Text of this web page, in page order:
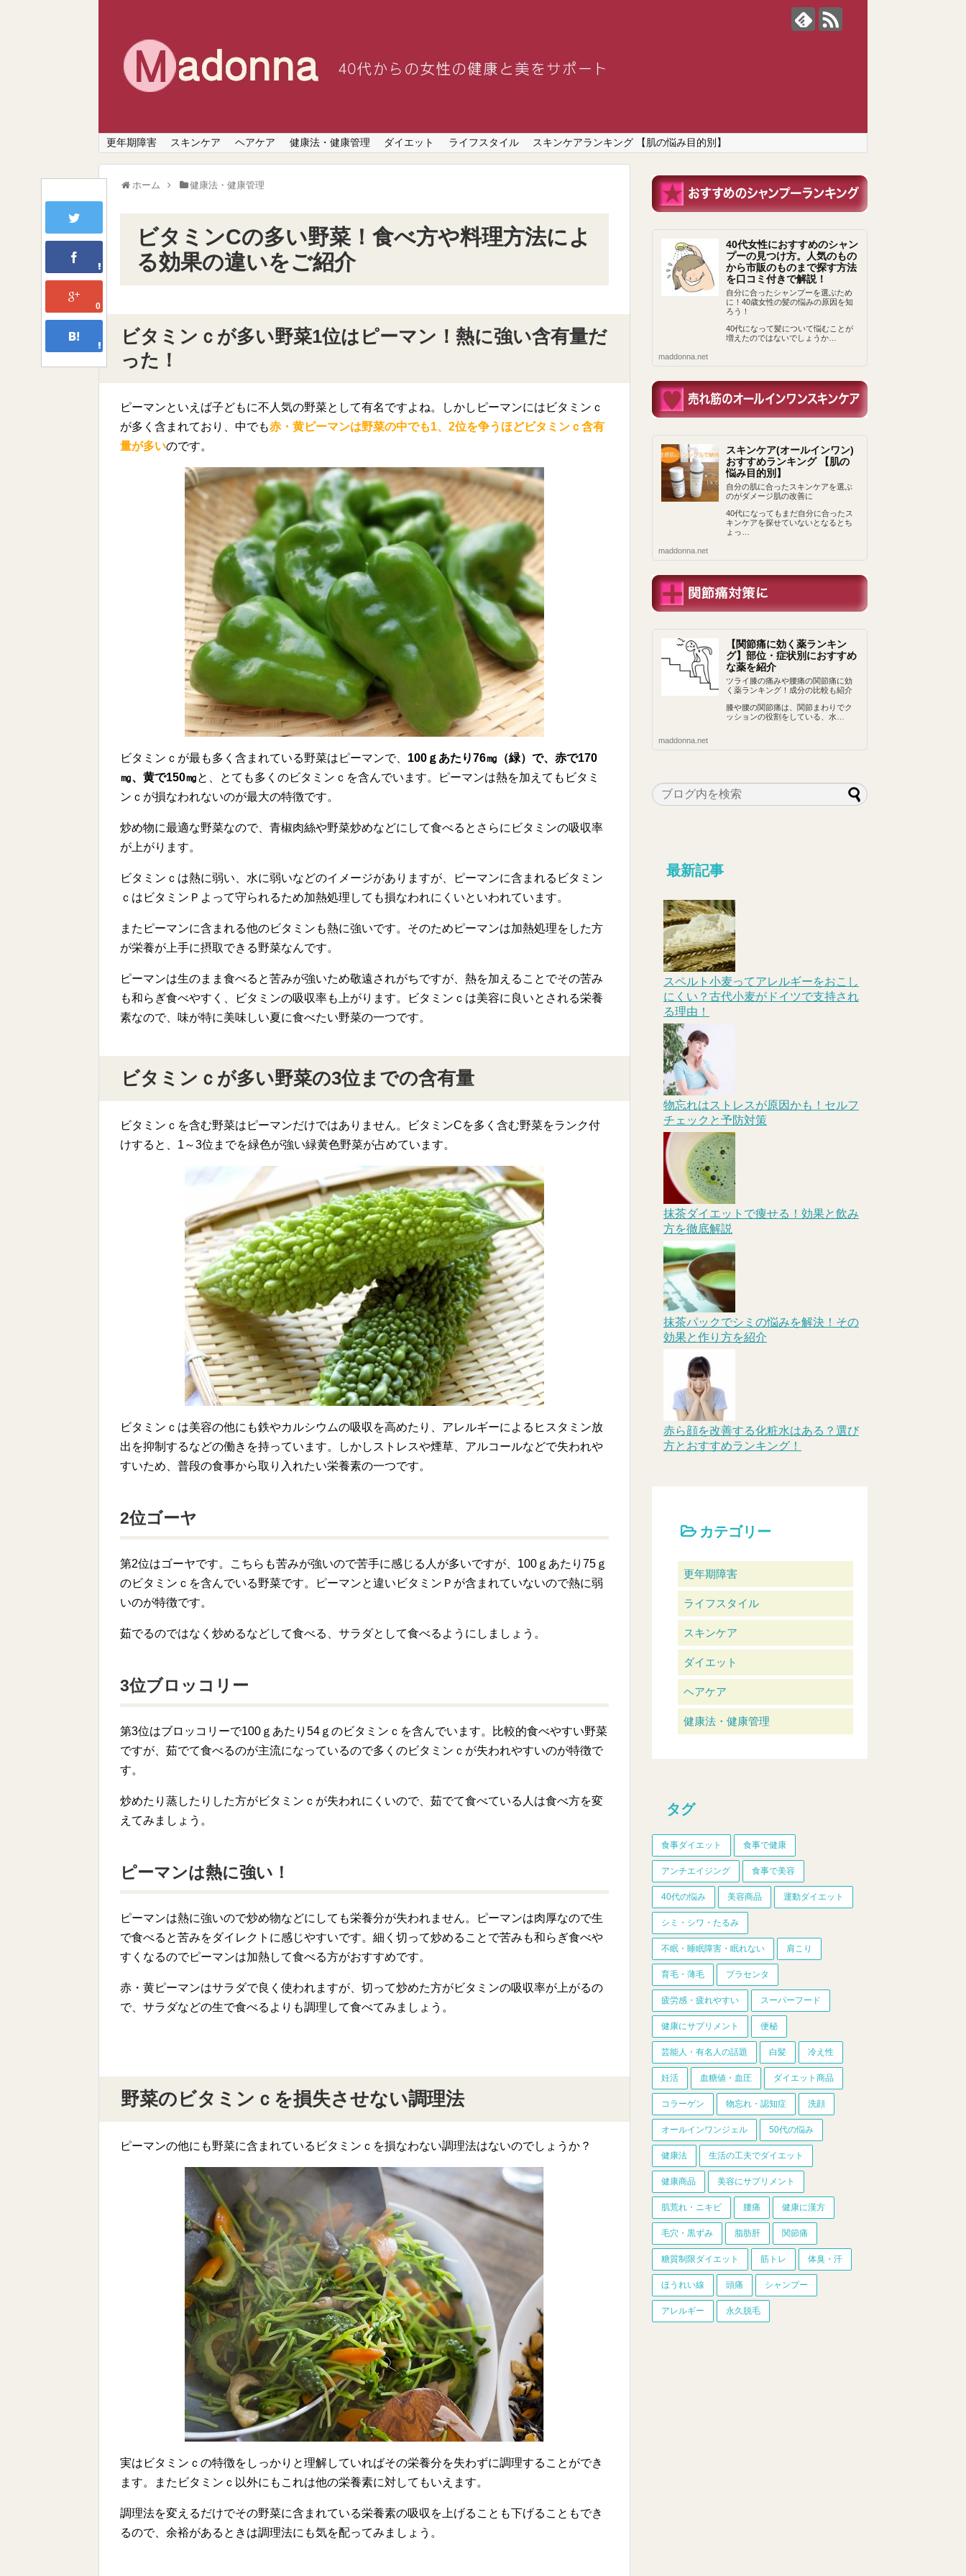
更年期障害 スキンケア ヘアケア 健康法・健康管理 ダイエット ライフスタイル スキンケアランキング 【肌の悩み目的別】
ホーム 健康法・健康管理
0
ビタミンCの多い野菜！食べ方や料理方法によ
る効果の違いをご紹介
ビタミンｃが多い野菜1位はピーマン！熱に強い含有量だ
った！
ピーマンといえば子どもに不人気の野菜として有名ですよね。しかしピーマンにはビタミンｃ
が多く含まれており、中でも赤・黄ピーマンは野菜の中でも1、2位を争うほどビタミンｃ含有
量が多いのです。
ビタミンｃが最も多く含まれている野菜はピーマンで、 100ｇあたり76㎎（緑）で、赤で170
㎎、黄で150㎎と、とても多くのビタミンｃを含んでいます。ピーマンは熱を加えてもビタミ
ンｃが損なわれないのが最大の特徴です。
炒め物に最適な野菜なので、青椒肉絲や野菜炒めなどにして食べるとさらにビタミンの吸収率
が上がります。
ビタミンｃは熱に弱い、水に弱いなどのイメージがありますが、ピーマンに含まれるビタミン
ｃはビタミンＰよって守られるため加熱処理しても損なわれにくいといわれています。
またピーマンに含まれる他のビタミンも熱に強いです。そのためピーマンは加熱処理をした方
が栄養が上手に摂取できる野菜なんです。
ピーマンは生のまま食べると苦みが強いため敬遠されがちですが、熱を加えることでその苦み
も和らぎ食べやすく、ビタミンの吸収率も上がります。ビタミンｃは美容に良いとされる栄養
素なので、味が特に美味しい夏に食べたい野菜の一つです。
ビタミンｃが多い野菜の3位までの含有量
ビタミンｃを含む野菜はピーマンだけではありません。ビタミンCを多く含む野菜をランク付
けすると、1～3位までを緑色が強い緑黄色野菜が占めています。
ビタミンｃは美容の他にも鉄やカルシウムの吸収を高めたり、アレルギーによるヒスタミン放
出を抑制するなどの働きを持っています。しかしストレスや煙草、アルコールなどで失われや
すいため、普段の食事から取り入れたい栄養素の一つです。
2位ゴーヤ
第2位はゴーヤです。こちらも苦みが強いので苦手に感じる人が多いですが、100ｇあたり75ｇ
のビタミンｃを含んでいる野菜です。ピーマンと違いビタミンＰが含まれていないので熱に弱
いのが特徴です。
茹でるのではなく炒めるなどして食べる、サラダとして食べるようにしましょう。
3位ブロッコリー
第3位はブロッコリーで100ｇあたり54ｇのビタミンｃを含んでいます。比較的食べやすい野菜
ですが、茹でて食べるのが主流になっているので多くのビタミンｃが失われやすいのが特徴で
す。
炒めたり蒸したりした方がビタミンｃが失われにくいので、茹でて食べている人は食べ方を変
えてみましょう。
ピーマンは熱に強い！
ピーマンは熱に強いので炒め物などにしても栄養分が失われません。ピーマンは肉厚なので生
で食べると苦みをダイレクトに感じやすいです。細く切って炒めることで苦みも和らぎ食べや
すくなるのでピーマンは加熱して食べる方がおすすめです。
赤・黄ピーマンはサラダで良く使われますが、切って炒めた方がビタミンの吸収率が上がるの
で、サラダなどの生で食べるよりも調理して食べてみましょう。
野菜のビタミンｃを損失させない調理法
ピーマンの他にも野菜に含まれているビタミンｃを損なわない調理法はないのでしょうか？
実はビタミンｃの特徴をしっかりと理解していればその栄養分を失わずに調理することができ
ます。またビタミンｃ以外にもこれは他の栄養素に対してもいえます。
調理法を変えるだけでその野菜に含まれている栄養素の吸収を上げることも下げることもでき
るので、余裕があるときは調理法にも気を配ってみましょう。
40代女性におすすめのシャン
プーの見つけ方。人気のもの
から市販のものまで探す方法
を口コミ付きで解説！
自分に合ったシャンプーを選ぶため
に！40歳女性の髪の悩みの原因を知
ろう！
40代になって髪について悩むことが
増えたのではないでしょうか…
maddonna.net
スキンケア(オールインワン)
おすすめランキング 【肌の
悩み目的別】
自分の肌に合ったスキンケアを選ぶ
のがダメージ肌の改善に
40代になってもまだ自分に合ったス
キンケアを探せていないとなるとち
ょっ…
maddonna.net
【関節痛に効く薬ランキン
グ】部位・症状別におすすめ
な薬を紹介
ツライ膝の痛みや腰痛の関節痛に効
く薬ランキング！成分の比較も紹介
膝や腰の関節痛は、関節まわりでク
ッションの役割をしている、水…
maddonna.net
最新記事
スペルト小麦ってアレルギーをおこし
にくい？古代小麦がドイツで支持され
る理由！
物忘れはストレスが原因かも！セルフ
チェックと予防対策
抹茶ダイエットで痩せる！効果と飲み
方を徹底解説
抹茶パックでシミの悩みを解決！その
効果と作り方を紹介
赤ら顔を改善する化粧水はある？選び
方とおすすめランキング！
カテゴリー
更年期障害
ライフスタイル
スキンケア
ダイエット
ヘアケア
健康法・健康管理
タグ
食事ダイエット 食事で健康
アンチエイジング 食事で美容
40代の悩み 美容商品 運動ダイエット
シミ・シワ・たるみ
不眠・睡眠障害・眠れない 肩こり
育毛・薄毛 プラセンタ
疲労感・疲れやすい スーパーフード
健康にサプリメント 便秘
芸能人・有名人の話題 白髪 冷え性
妊活 血糖値・血圧 ダイエット商品
コラーゲン 物忘れ・認知症 洗顔
オールインワンジェル 50代の悩み
健康法 生活の工夫でダイエット
健康商品 美容にサプリメント
肌荒れ・ニキビ 腰痛 健康に漢方
毛穴・黒ずみ 脂肪肝 関節痛
糖質制限ダイエット 筋トレ 体臭・汗
ほうれい線 頭痛 シャンプー
アレルギー 永久脱毛